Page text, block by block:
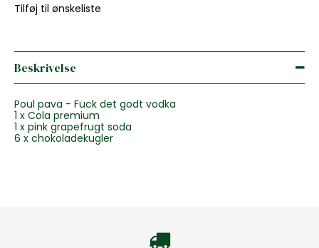
Tilføj til ønskeliste
Beskrivelse
Poul pava - Fuck det godt vodka
1 x Cola premium
1 x pink grapefrugt soda
6 x chokoladekugler